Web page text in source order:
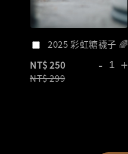
2025 彩虹糖襪子 🌈
NT$ 250
NT$ 299
- +